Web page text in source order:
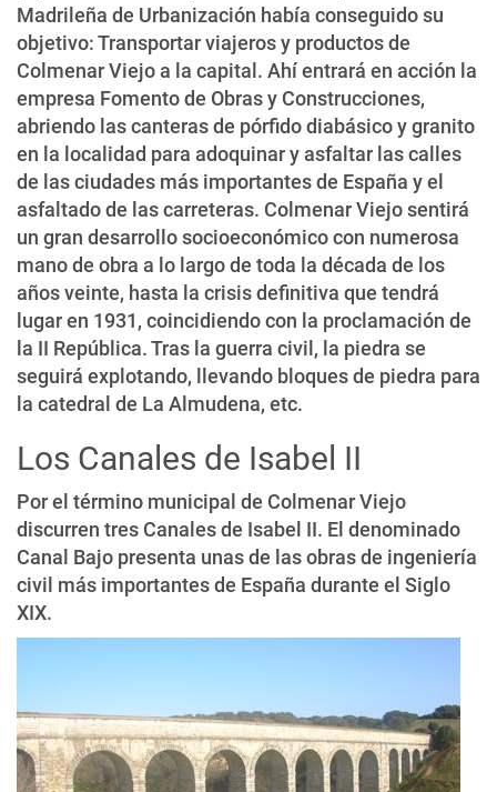
Madrileña de Urbanización había conseguido su
objetivo: Transportar viajeros y productos de
Colmenar Viejo a la capital. Ahí entrará en acción la
empresa Fomento de Obras y Construcciones,
abriendo las canteras de pórfido diabásico y granito
en la localidad para adoquinar y asfaltar las calles
de las ciudades más importantes de España y el
asfaltado de las carreteras. Colmenar Viejo sentirá
un gran desarrollo socioeconómico con numerosa
mano de obra a lo largo de toda la década de los
años veinte, hasta la crisis definitiva que tendrá
lugar en 1931, coincidiendo con la proclamación de
la II República. Tras la guerra civil, la piedra se
seguirá explotando, llevando bloques de piedra para
la catedral de La Almudena, etc.
Los Canales de Isabel II
Por el término municipal de Colmenar Viejo
discurren tres Canales de Isabel II. El denominado
Canal Bajo presenta unas de las obras de ingeniería
civil más importantes de España durante el Siglo
XIX.